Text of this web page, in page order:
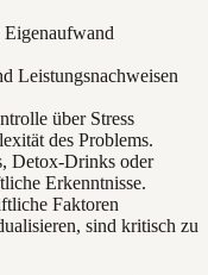
Eigenaufwand
Leistungsnachweisen
über Stress
des Problems.
Detox-Drinks oder
Erkenntnisse.
Faktoren
sind kritisch zu